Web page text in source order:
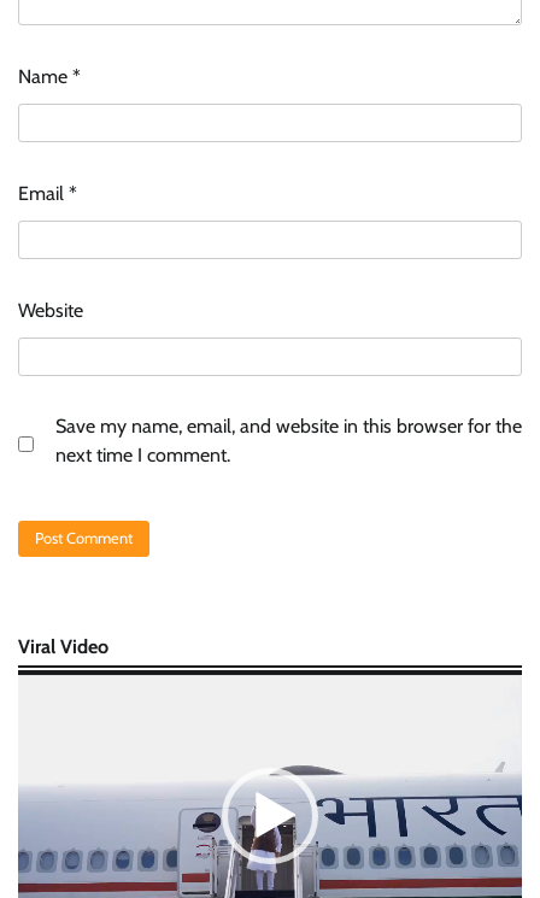
Name *
Email *
Website
Save my name, email, and website in this browser for the
next time I comment.
Viral Video